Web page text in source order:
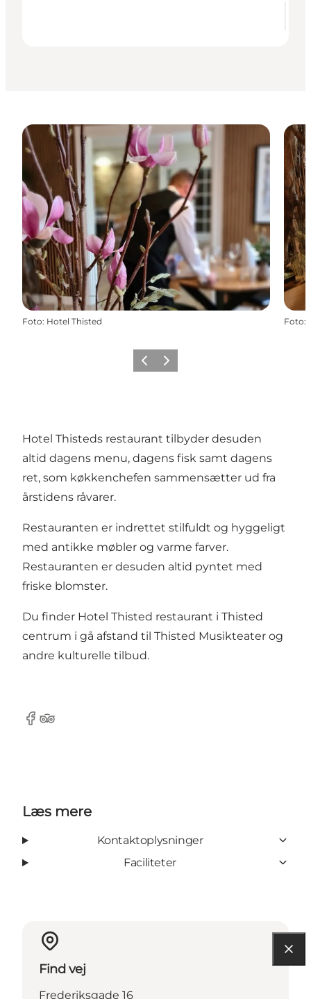
Foto: Hotel Thisted Foto:
ForrigeNæste
Hotel Thisteds restaurant tilbyder desuden
altid dagens menu, dagens fisk samt dagens
ret, som køkkenchefen sammensætter ud fra
årstidens råvarer.
Restauranten er indrettet stilfuldt og hyggeligt
med antikke møbler og varme farver.
Restauranten er desuden altid pyntet med
friske blomster.
Du finder Hotel Thisted restaurant i Thisted
centrum i gå afstand til Thisted Musikteater og
andre kulturelle tilbud.
Facebook
TripAdvisor
Læs mere
Kontaktoplysninger
Faciliteter
Find vej
Frederiksgade 16